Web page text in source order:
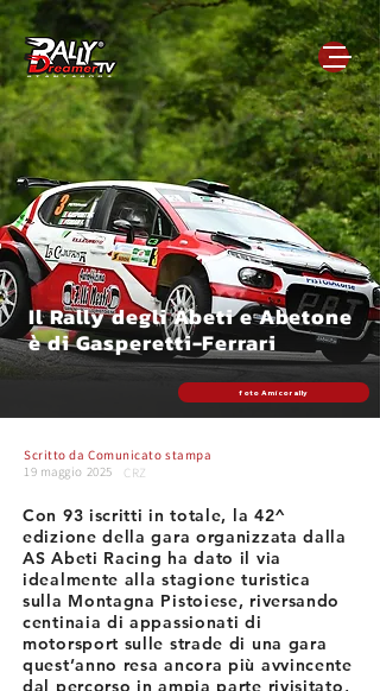
Il Rally degli Abeti e Abetone
è di Gasperetti-Ferrari
foto Amicorally
Scritto daComunicato stampa
19 maggio 2025
CRZ
Con 93 iscritti in totale, la 42^
edizione della gara organizzata dalla
AS Abeti Racing ha dato il via
idealmente alla stagione turistica
sulla Montagna Pistoiese, riversando
centinaia di appassionati di
motorsport sulle strade di una gara
quest’anno resa ancora più avvincente
dal percorso in ampia parte rivisitato,